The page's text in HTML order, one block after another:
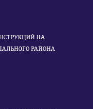
НА
РАЙОНА